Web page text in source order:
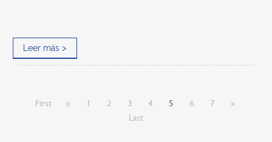
Leer más >
First « 1 2 3 4 5 6 7
»
Last